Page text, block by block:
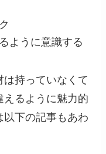
ように意識する
持っていなくて
えるように魅力的
以下の記事もあわ